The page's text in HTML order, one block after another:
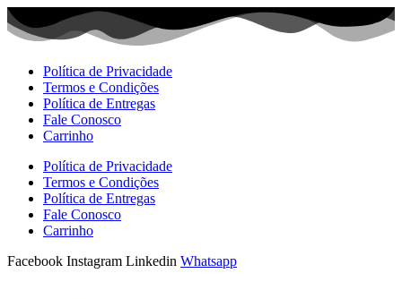
Ir
para
Política de Privacidade
Termos e Condições
Política de Entregas
Fale Conosco
Carrinho
Política de Privacidade
Termos e Condições
Política de Entregas
Fale Conosco
Carrinho
Facebook Instagram Linkedin Whatsapp